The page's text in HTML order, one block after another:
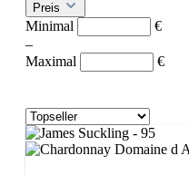
Preis
Minimal
€
–
Maximal
€